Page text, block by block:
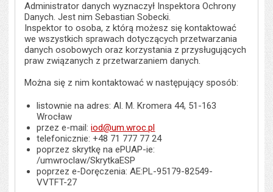
Administrator danych wyznaczył Inspektora Ochrony
Danych. Jest nim Sebastian Sobecki.
Inspektor to osoba, z którą możesz się kontaktować
we wszystkich sprawach dotyczących przetwarzania
danych osobowych oraz korzystania z przysługujących
praw związanych z przetwarzaniem danych.
Można się z nim kontaktować w następujący sposób:
listownie na adres: Al. M. Kromera 44, 51-163
Wrocław
przez e-mail:iod@um.wroc.pl
telefonicznie: +48 71 777 77 24
poprzez skrytkę na ePUAP-ie:
/umwroclaw/SkrytkaESP
poprzez e-Doręczenia: AE:PL-95179-82549-
VVTFT-27